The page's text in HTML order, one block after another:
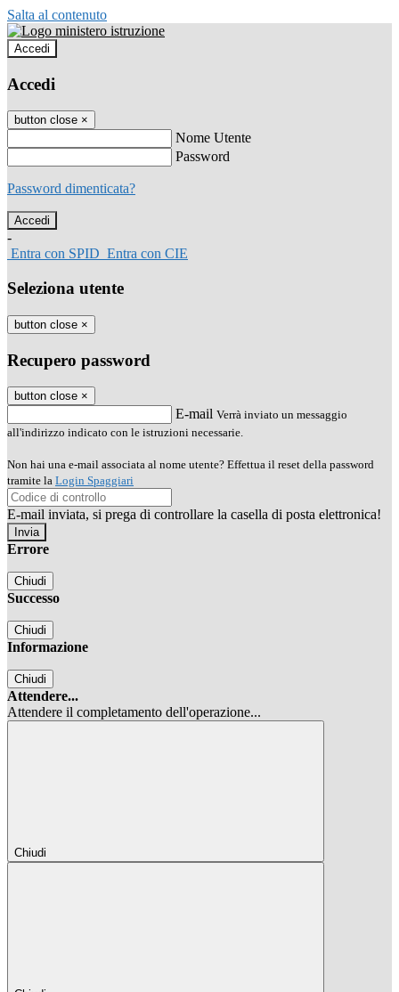
Salta al contenuto
Accedi
Accedi
button close ×
Nome Utente
Password
Password dimenticata?
-
Entra con SPID Entra con CIE
Seleziona utente
button close ×
Recupero password
button close ×
E-mail Verrà inviato un messaggio
all'indirizzo indicato con le istruzioni necessarie.
Non hai una e-mail associata al nome utente? Effettua il reset della password
tramite la Login Spaggiari
E-mail inviata, si prega di controllare la casella di posta elettronica!
Errore
Chiudi
Successo
Chiudi
Informazione
Chiudi
Attendere...
Attendere il completamento dell'operazione...
Chiudi